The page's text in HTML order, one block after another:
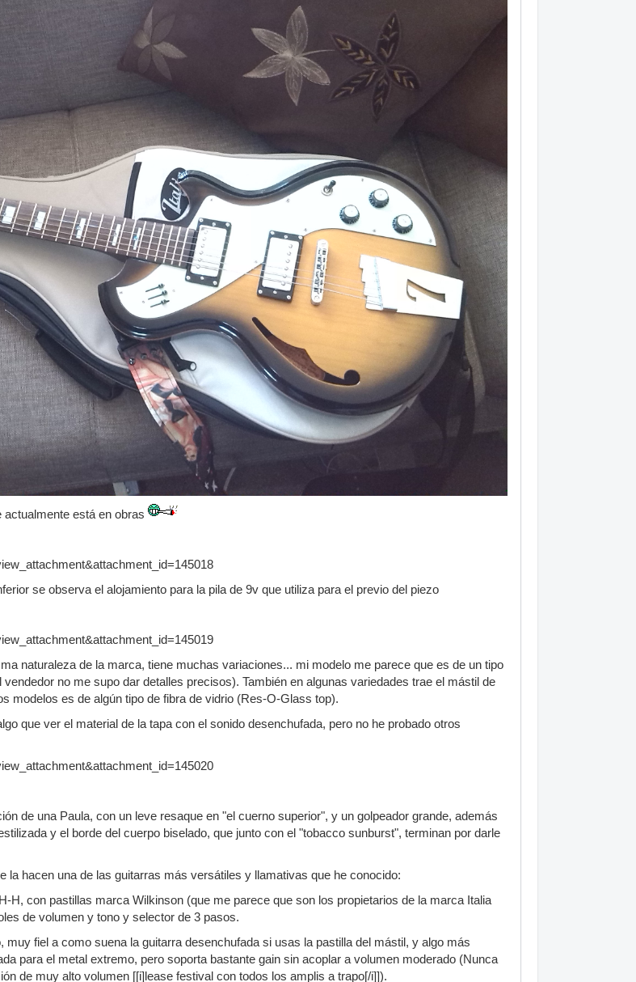
actualmente está en obras
se observa el alojamiento para la pila de 9v que utiliza para el previo del piezo
naturaleza de la marca, tiene muchas variaciones... mi modelo me parece que es de un tipo
no me supo dar detalles precisos). También en algunas variedades trae el mástil de
modelos es de algún tipo de fibra de vidrio (Res-O-Glass top).
que ver el material de la tapa con el sonido desenchufada, pero no he probado otros
de una Paula, con un leve resaque en "el cuerno superior", y un golpeador grande, además
y el borde del cuerpo biselado, que junto con el "tobacco sunburst", terminan por darle
la hacen una de las guitarras más versátiles y llamativas que he conocido:
H, con pastillas marca Wilkinson (que me parece que son los propietarios de la marca Italia
de volumen y tono y selector de 3 pasos.
muy fiel a como suena la guitarra desenchufada si usas la pastilla del mástil, y algo más
para el metal extremo, pero soporta bastante gain sin acoplar a volumen moderado (Nunca
de muy alto volumen [[i]lease festival con todos los amplis a trapo[/i]]).